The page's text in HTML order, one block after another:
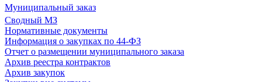
Муниципальный заказ
Сводный МЗ
Нормативные документы
Информация о закупках по 44-ФЗ
Отчет о размещении муниципального заказа
Архив реестра контрактов
Архив закупок